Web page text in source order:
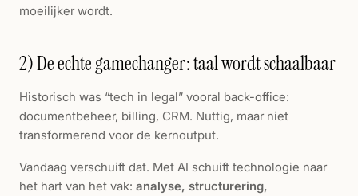
moeilijker wordt.
2) De echte gamechanger: taal wordt schaalbaar
Historisch was “tech in legal” vooral back-office:
documentbeheer, billing, CRM. Nuttig, maar niet
transformerend voor de kernoutput.
Vandaag verschuift dat. Met AI schuift technologie naar
het hart van het vak: analyse, structurering,